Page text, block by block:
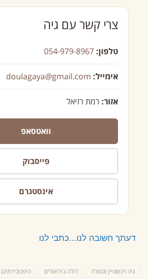
צרי קשר עם גיה
טלפון: 054-979-8967
אימייל: doulagaya@gmail.com
אזור: רמת רזיאל
וואטסאפ
פייסבוק
אינסטגרם
דעתך חשובה לנו...כתבי לנו
גיה וינשטיין ונטורה דולה בירושלים היפנובירתינג